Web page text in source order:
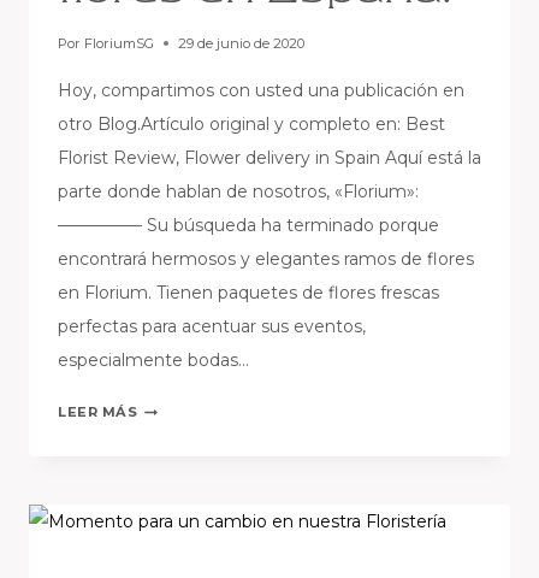
Por FloriumSG 29 de junio de 2020
Hoy, compartimos con usted una publicación en
otro Blog.Artículo original y completo en: Best
Florist Review, Flower delivery in Spain Aquí está la
parte donde hablan de nosotros, «Florium»:
————— Su búsqueda ha terminado porque
encontrará hermosos y elegantes ramos de flores
en Florium. Tienen paquetes de flores frescas
perfectas para acentuar sus eventos,
especialmente bodas…
LEER MÁS FLORIUM,